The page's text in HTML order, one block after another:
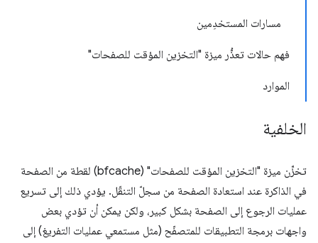
مسارات المستخدِمين
فهم حالات تعذُّر ميزة "التخزين المؤقت للصفحات"
الموارد
الخلفية
تخزِّن ميزة "التخزين المؤقت للصفحات" (bfcache) لقطة من الصفحة
في الذاكرة عند استعادة الصفحة من سجلّ التنقّل. يؤدي ذلك إلى تسريع
عمليات الرجوع إلى الصفحة بشكل كبير، ولكن يمكن أن تؤدي بعض
واجهات برمجة التطبيقات للمتصفّح (مثل مستمعي عمليات التفريغ) إلى